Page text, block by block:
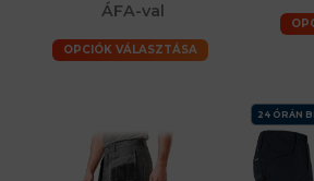
ÁFA-val
OPCIÓK VÁLASZTÁSA
24 ÓRÁN